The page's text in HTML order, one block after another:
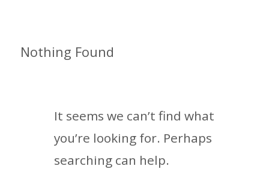
Nothing Found
It seems we can’t find what
you’re looking for. Perhaps
searching can help.